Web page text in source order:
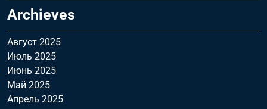
Archieves
Август 2025
Июль 2025
Июнь 2025
Май 2025
Апрель 2025